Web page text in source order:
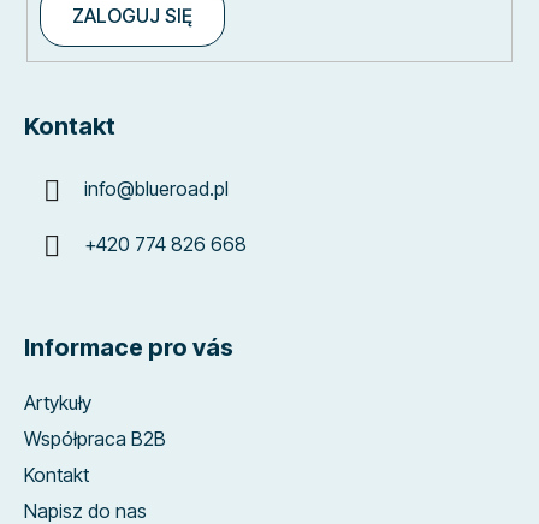
ZALOGUJ SIĘ
Kontakt
info@blueroad.pl
+420 774 826 668
Informace pro vás
Artykuły
Współpraca B2B
Kontakt
Napisz do nas